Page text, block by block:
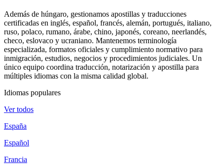
Además de húngaro, gestionamos apostillas y traducciones
certificadas en inglés, español, francés, alemán, portugués, italiano,
ruso, polaco, rumano, árabe, chino, japonés, coreano, neerlandés,
checo, eslovaco y ucraniano. Mantenemos terminología
especializada, formatos oficiales y cumplimiento normativo para
inmigración, estudios, negocios y procedimientos judiciales. Un
único equipo coordina traducción, notarización y apostilla para
múltiples idiomas con la misma calidad global.
Idiomas populares
Ver todos
España
Español
Francia